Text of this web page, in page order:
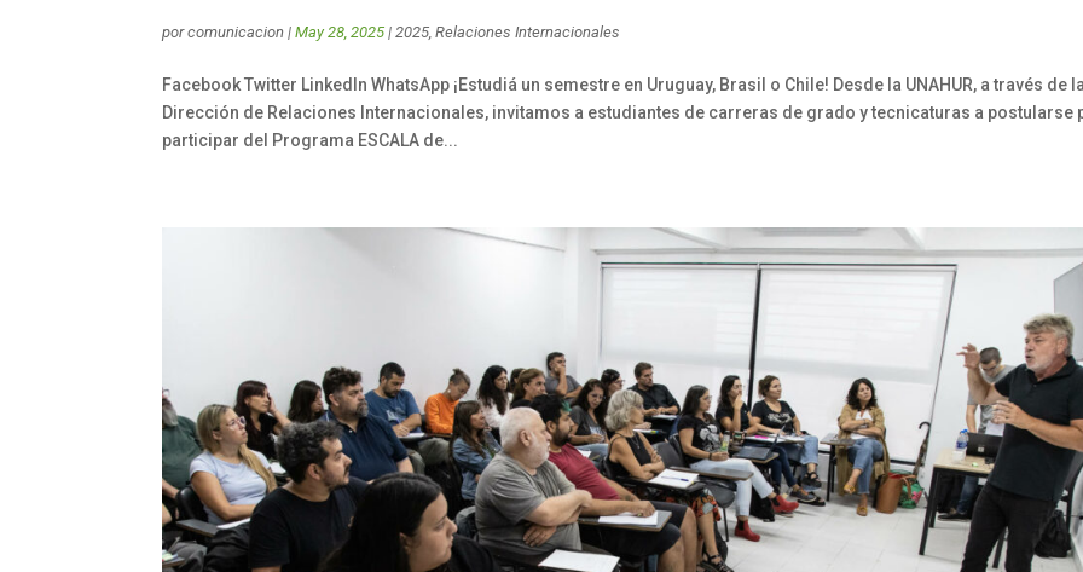
porcomunicacion |May 28, 2025 | 2025 ,Relaciones Internacionales
Facebook Twitter LinkedIn WhatsApp ¡Estudiá un semestre en Uruguay, Brasil o Chile! Desde la UNAHUR, a través de
Dirección de Relaciones Internacionales, invitamos a estudiantes de carreras de grado y tecnicaturas a postularse
participar del Programa ESCALA de...